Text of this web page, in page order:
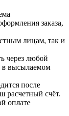
заказа,
лицам, так и
через любой
в высылаемом
после
расчетный счёт.
оплате